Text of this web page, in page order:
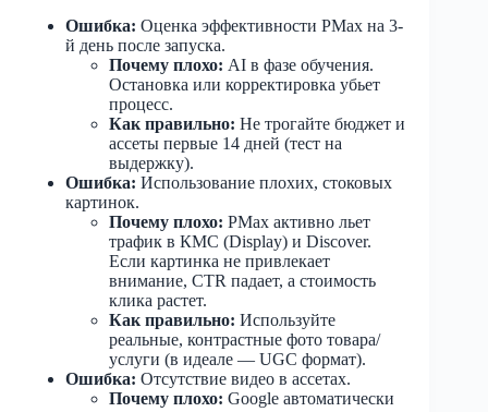
Ошибка: Оценка эффективности PMax на 3-
й день после запуска.
Почему плохо: AI в фазе обучения.
Остановка или корректировка убьет
процесс.
Как правильно: Не трогайте бюджет и
ассеты первые 14 дней (тест на
выдержку).
Ошибка: Использование плохих, стоковых
картинок.
Почему плохо: PMax активно льет
трафик в КМС (Display) и Discover.
Если картинка не привлекает
внимание, CTR падает, а стоимость
клика растет.
Как правильно: Используйте
реальные, контрастные фото товара/
услуги (в идеале — UGC формат).
Ошибка: Отсутствие видео в ассетах.
Почему плохо: Google автоматически